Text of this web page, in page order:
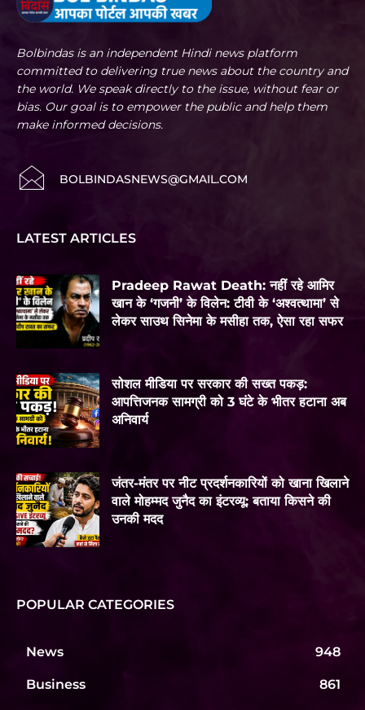
Bolbindas is an independent Hindi news platform
committed to delivering true news about the country and
the world. We speak directly to the issue, without fear or
bias. Our goal is to empower the public and help them
make informed decisions.
BOLBINDASNEWS@GMAIL.COM
LATEST ARTICLES
Pradeep Rawat Death: नहीं रहे आमिर
खान के ‘गजनी’ के विलेन: टीवी के ‘अश्वत्थामा’ से
लेकर साउथ सिनेमा के मसीहा तक, ऐसा रहा सफर
सोशल मीडिया पर सरकार की सख्त पकड़:
आपत्तिजनक सामग्री को 3 घंटे के भीतर हटाना अब
अनिवार्य
जंतर-मंतर पर नीट प्रदर्शनकारियों को खाना खिलाने
वाले मोहम्मद जुनैद का इंटरव्यू: बताया किसने की
उनकी मदद
POPULAR CATEGORIES
News 948
Business 861